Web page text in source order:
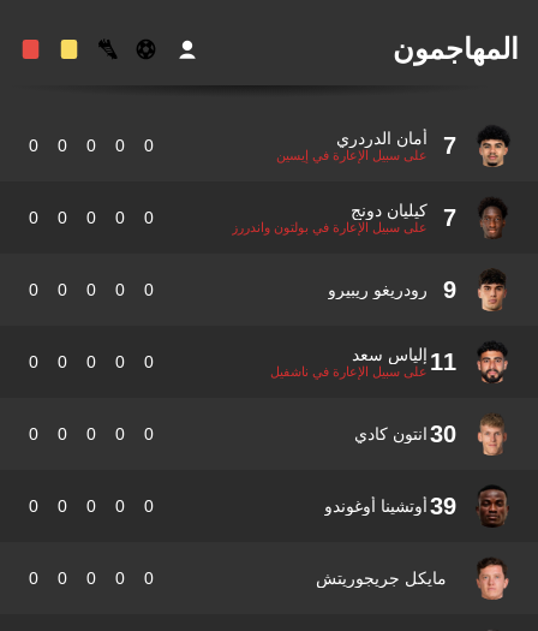
7 أمان الدردري
على سبيل الإعارة في إيسين 0
0
0
0
7 كيليان دونج
على سبيل الإعارة في بولتون واندررز 0
0
0
0
9 رودريغو ريبيرو 0
0
0
0
11 إلياس سعد
على سبيل الإعارة في ناشفيل 0
0
0
0
30 انتون كادي 0
0
0
0
39 أوتشينا أوغوندو 0
0
0
0
مايكل جريجوريتش 0
0
0
0